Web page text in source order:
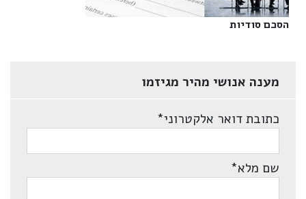
הסכם סודיות‎
מענה אנושי מהיר מגיזמו
כתובת דואר אלקטרוני*
שם מלא*